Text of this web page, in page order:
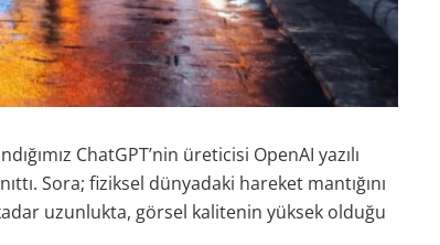
ChatGPT’nin üreticisi OpenAI yazılı
Sora; fiziksel dünyadaki hareket mantığını
uzunlukta, görsel kalitenin yüksek olduğu